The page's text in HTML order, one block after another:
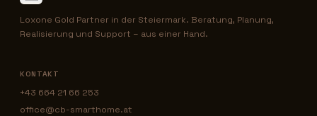
Loxone Gold Partner in der Steiermark. Beratung, Planung,
Realisierung und Support – aus einer Hand.
KONTAKT
+43 664 21 66 253
office@cb-smarthome.at